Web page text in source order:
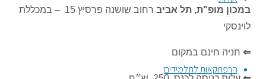
הרפתקאות לתלמידים
במכון‭ ‬מופ‭"‬ת‭, ‬ תל‭ ‬אביב
‬לוינסקי‭
⇐ חניה‭ ‬חינם‭ ‬במקום